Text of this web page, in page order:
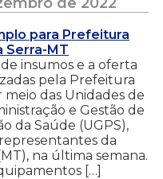
para Prefeitura
Serra-MT
insumos e a oferta
pela Prefeitura
das Unidades de
e Gestão de
da Saúde (UGPS),
da
na última semana.
[…]